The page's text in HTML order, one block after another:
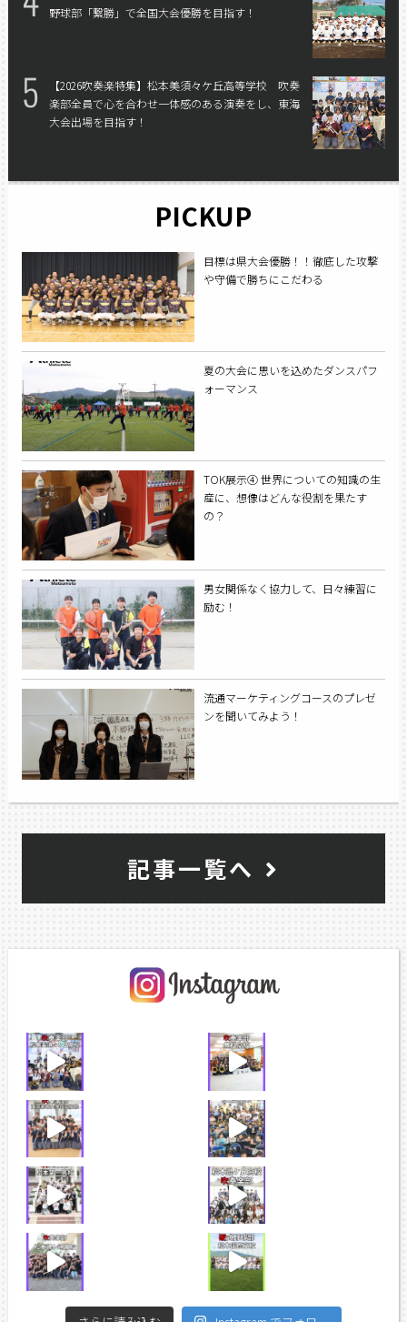
野球部「繋勝」で全国大会優勝を目指す！
5
【2026吹奏楽特集】松本美須々ケ丘高等学校 吹奏
楽部全員で心を合わせ一体感のある演奏をし、東海
大会出場を目指す！
PICKUP
目標は県大会優勝！！徹底した攻撃
や守備で勝ちにこだわる
夏の大会に思いを込めたダンスパフ
ォーマンス
TOK展示④ 世界についての知識の生
産に、想像はどんな役割を果たす
の？
男女関係なく協力して、日々練習に
励む！
流通マーケティングコースのプレゼ
ンを聞いてみよう！
記事一覧へ